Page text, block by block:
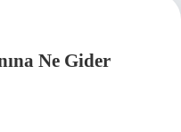
Ne Gider